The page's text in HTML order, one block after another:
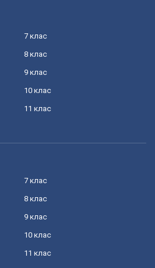
7 клас
8 клас
9 клас
10 клас
11 клас
7 клас
8 клас
9 клас
10 клас
11 клас